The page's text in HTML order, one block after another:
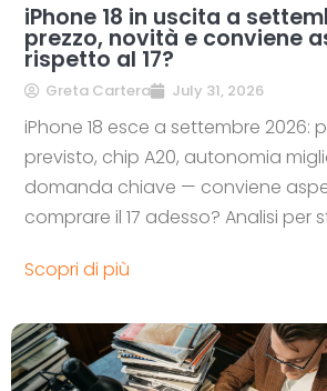
iPhone 18 in uscita a
prezzo, novità e conviene
rispetto al 17?
Greta Cartera July 31, 2026
iPhone 18 esce a settembre 2026:
previsto, chip A20, autonomia
domanda chiave — conviene
comprare il 17 adesso? Analisi per
Scopri di più